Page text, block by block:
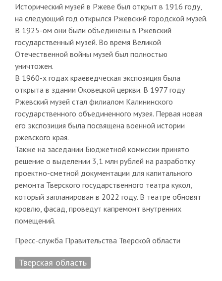
Исторический музей в Ржеве был открыт в 1916 году,
на следующий год открылся Ржевский городской музей.
В 1925-ом они были объединены в Ржевский
государственный музей. Во время Великой
Отечественной войны музей был полностью
уничтожен.
В 1960-х годах краеведческая экспозиция была
открыта в здании Оковецкой церкви. В 1977 году
Ржевский музей стал филиалом Калининского
государственного объединенного музея. Первая новая
его экспозиция была посвящена военной истории
ржевского края.
Также на заседании Бюджетной комиссии принято
решение о выделении 3,1 млн рублей на разработку
проектно-сметной документации для капитального
ремонта Тверского государственного театра кукол,
который запланирован в 2022 году. В театре обновят
кровлю, фасад, проведут капремонт внутренних
помещений.
Пресс-служба Правительства Тверской области
Тверская область